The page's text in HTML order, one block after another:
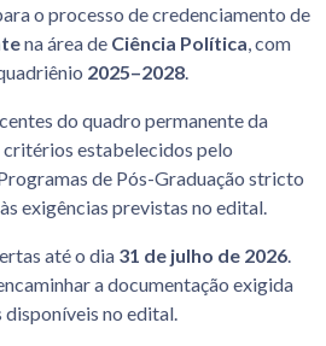
o processo de credenciamento de
na área de Ciência Política , com
2025–2028
do quadro permanente da
critérios estabelecidos pelo
de Pós-Graduação stricto
exigências previstas no edital.
até o dia 31 de julho de 2026
a documentação exigida
no edital.